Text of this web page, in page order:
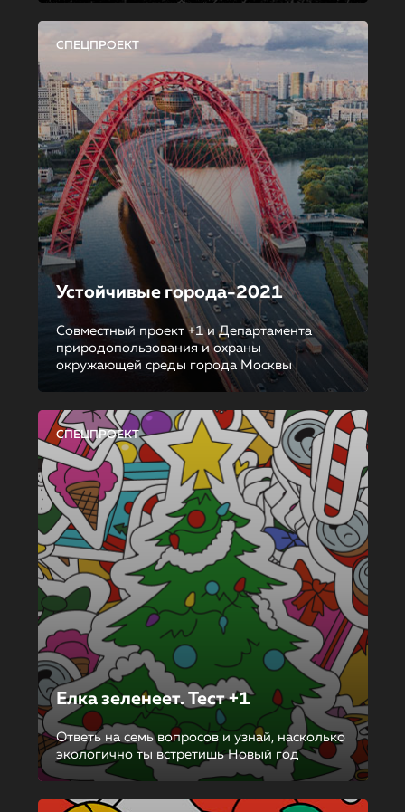
СПЕЦПРОЕКТ
Устойчивые города-2021
Совместный проект +1 и Департамента
природопользования и охраны
окружающей среды города Москвы
СПЕЦПРОЕКТ
Елка зеленеет. Тест +1
Ответь на семь вопросов и узнай, насколько
экологично ты встретишь Новый год